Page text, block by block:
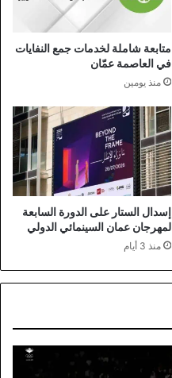
متابعة شاملة لخدمات جمع النفايات
في العاصمة عمّان
منذ يومين
إسدال الستار على الدورة السابعة
لمهرجان عمان السينمائي الدولي
منذ 3 أيام